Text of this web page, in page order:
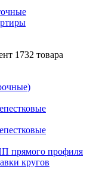
1732 товара
прямого профиля
кругов